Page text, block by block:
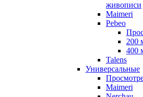
живописи
Maimeri
Pebeo
200
400
Talens
Универсальные
Maimeri